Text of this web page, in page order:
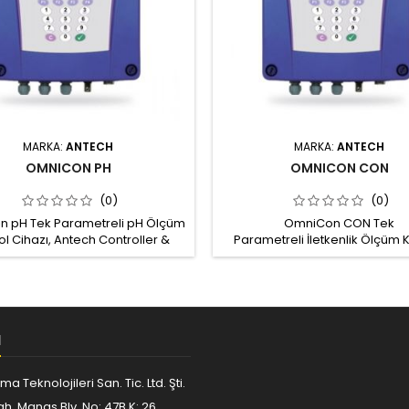
MARKA: ANTECH
OMNICON PH
(0)
pH Tek Parametreli pH Ölçüm
Cihazı, Antech Controller &
Tek parametreli ölçüm: pH
dönük kayıt hafızası Şifre
MARKA: ANTECH
OMNICON CON
(0)
OmniCon CON Tek
Parametreli İletkenlik Ölçüm
Cihazı, Antech Controller &
ses, membran tuş takımı
Teknolojileri San. Tic. Ltd. Şti.